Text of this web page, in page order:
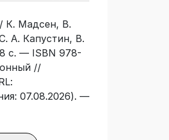
учебных
книги
/ К. Мадсен, В.
А. Капустин, В.
с. — ISBN 978-
//
07.08.2026). —